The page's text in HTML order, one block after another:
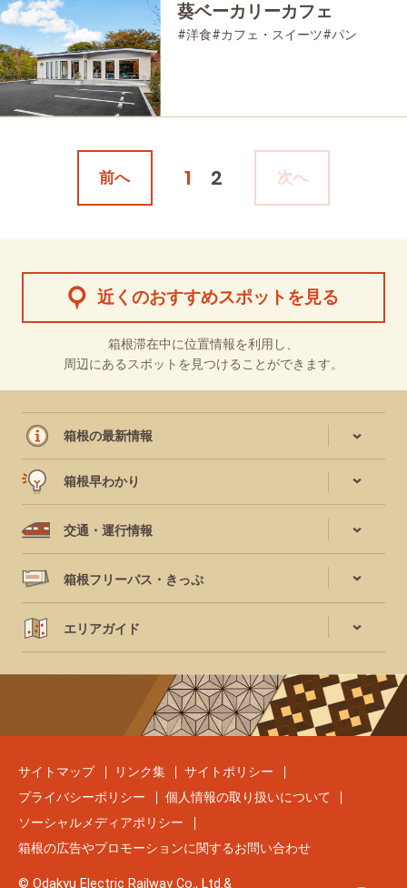
葵ベーカリーカフェ
#洋食#カフェ・スイーツ#パン
前へ 1 2 次へ
近くのおすすめスポットを見る
箱根滞在中に位置情報を利用し、
周辺にあるスポットを見つけることができます。
箱根の最新情報
箱根早わかり
交通・運行情報
箱根フリーパス・きっぷ
エリアガイド
サイトマップ リンク集
サイトポリシー
プライバシーポリシー
個人情報の取り扱いについて
ソーシャルメディアポリシー
箱根の広告やプロモーションに関するお問い合わせ
© Odakyu Electric Railway Co., Ltd.&